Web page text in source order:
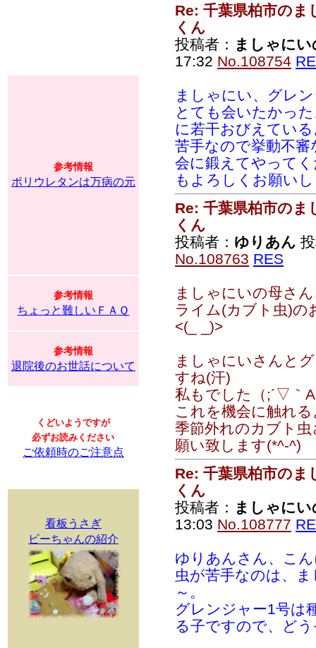
参考情報
ポリウレタンは万病の元
参考情報
ちょっと難しいＦＡＱ
参考情報
退院後のお世話について
くどいようですが
必ずお読みください
ご依頼時のご注意点
看板うさぎ
ビーちゃんの紹介
Re: 千葉県柏市の
くん
投稿者： ましゃにい
17:32 No.108754
ましゃにい、グレ
とても会いたかっ
に若干おびえてい
苦手なので挙動不
会に鍛えてやって
もよろしくお願い
Re: 千葉県柏市の
くん
投稿者： ゆりあん
No.108763 RES
ましゃにいの母さ
ライム(カブト虫)の
<(_ _)>
ましゃにいさんと
すね(汗)
私もでした（;´▽｀
これを機会に触れ
季節外れのカブト
願い致します(*^-^)
Re: 千葉県柏市の
くん
投稿者： ましゃにい
13:03 No.108777
ゆりあんさん、こ
虫が苦手なのは、
～。
グレンジャー1号は
る子ですので、ど